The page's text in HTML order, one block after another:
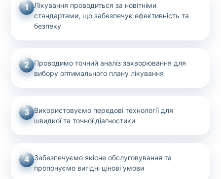
1
Лікування проводиться за новітніми
стандартами, що забезпечує ефективність та
безпеку
2
Проводимо точний аналіз захворювання для
вибору оптимального плану лікування
3 Використовуємо передові технології для
швидкої та точної діагностики
4 Забезпечуємо якісне обслуговування та
пропонуємо вигідні цінові умови